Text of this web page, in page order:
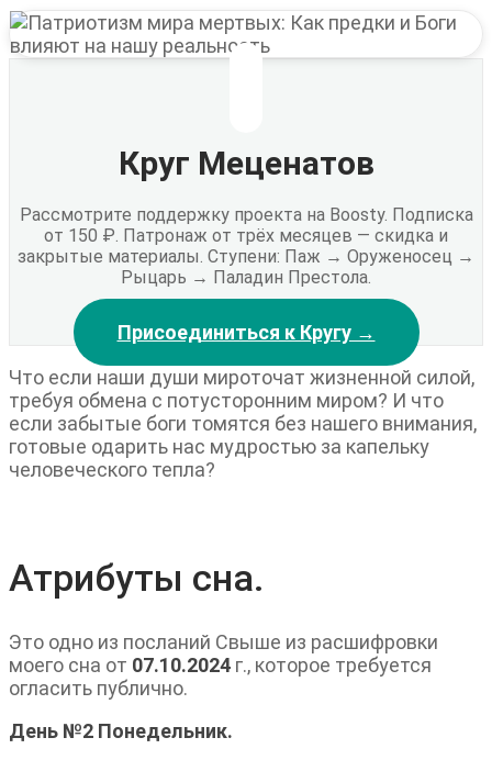
Круг Меценатов
Рассмотрите поддержку проекта на Boosty. Подписка
от 150 ₽. Патронаж от трёх месяцев — скидка и
закрытые материалы. Ступени: Паж → Оруженосец →
Рыцарь → Паладин Престола.
Присоединиться к Кругу →
Что если наши души мироточат жизненной силой,
требуя обмена с потусторонним миром? И что
если забытые боги томятся без нашего внимания,
готовые одарить нас мудростью за капельку
человеческого тепла?
Атрибуты сна.
Это одно из посланий Свыше из расшифровки
моего сна от 07.10.2024 г., которое требуется
огласить публично.
День №2 Понедельник.